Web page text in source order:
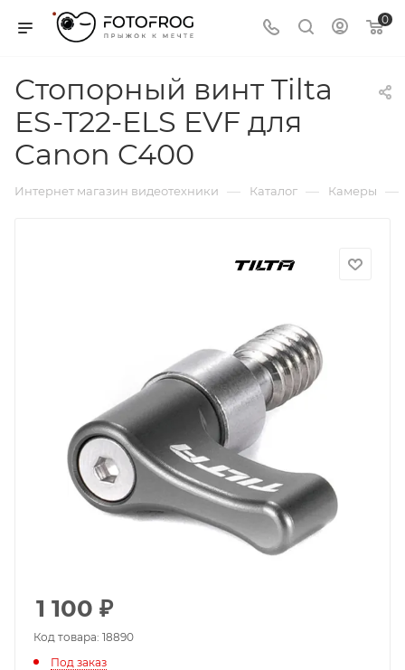
0
Стопорный винт Tilta
ES-T22-ELS EVF для
Canon C400
Интернет магазин видеотехники — Каталог — Камеры —
1 100 ₽
Код товара: 18890
Под заказ